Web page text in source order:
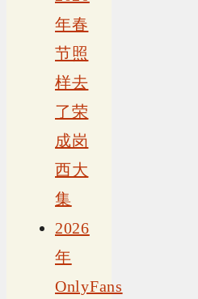
年春
节照
样去
了荣
成岗
西大
集
2026
年
OnlyFans